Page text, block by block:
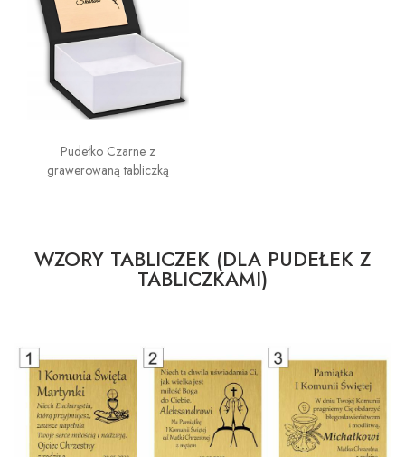
Pudełko Czarne z
grawerowaną tabliczką
WZORY TABLICZEK (DLA PUDEŁEK Z
TABLICZKAMI)